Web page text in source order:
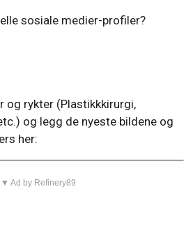
sosiale medier-profiler?
og rykter (Plastikkkirurgi,
og legg de nyeste bildene og
her:
▼ Ad by Refinery89